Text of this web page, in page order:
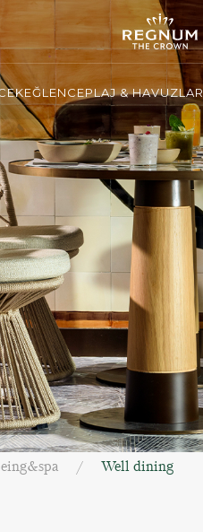
EĞLENCEPLAJ & HAVUZLAR
Well dining